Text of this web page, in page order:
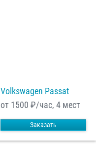
Volkswagen Passat
от 1500 ₽/час, 4 мест
Заказать